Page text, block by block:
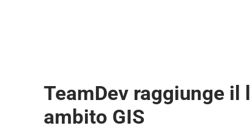
TeamDev raggiunge
ambito GIS